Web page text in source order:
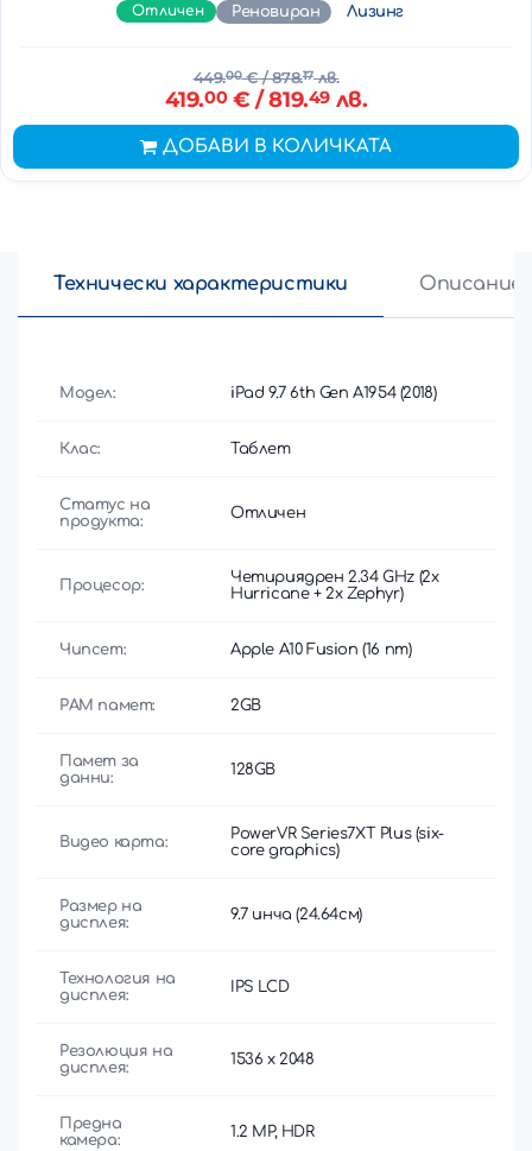
Отличен Реновиран Лизинг
449.00€/ 878.17лв.
419.00€ / 819.49лв.
ДОБАВИ В КОЛИЧКАТА
Технически характеристики Описание
Модел: iPad 9.7 6th Gen A1954 (2018)
Клас: Таблет
Статус на
продукта:
Отличен
Процесор:
Четириядрен 2.34 GHz (2x
Hurricane + 2x Zephyr)
Чипсет: Apple A10 Fusion (16 nm)
РАМ памет: 2GB
Памет за
данни:
128GB
Видео карта:
PowerVR Series7XT Plus (six-
core graphics)
Размер на
дисплея:
9.7 инча (24.64см)
Технология на
дисплея:
IPS LCD
Резолюция на
дисплея:
1536 x 2048
Предна
камера:
1.2 MP, HDR